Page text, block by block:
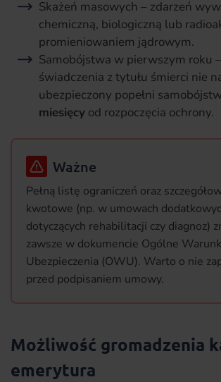
Skażeń masowych – zdarzeń
chemiczną, biologiczną lub
promieniowaniem jądrowym.
Samobójstwa w pierwszym roku
świadczenia z tytułu śmierci nie
ubezpieczony popełni
miesięcy od rozpoczęcia ochrony.
Ważne
Pełną listę ograniczeń oraz
kwotowe (np. w umowach
dotyczących rehabilitacji czy diagnoz)
zawsze w dokumencie Ogólne
Ubezpieczenia (OWU). Warto o nie
przed podpisaniem umowy.
Możliwość gromadzenia
emerytura